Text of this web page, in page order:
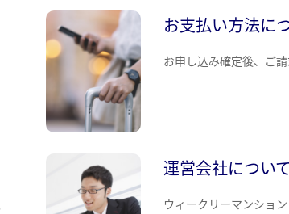
お支払い方法に
お申し込み確定後、ご
運営会社について
ウィークリーマンショ